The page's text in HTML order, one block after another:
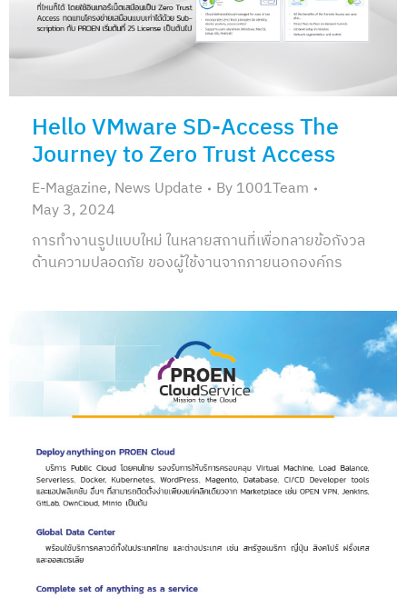
Hello VMware SD-Access The
Journey to Zero Trust Access
E-Magazine, News Update By1001Team
May 3, 2024
การทำงานรูปแบบใหม่ ในหลายสถานที่เพื่อทลายข้อกังวล
ด้านความปลอดภัย ของผู้ใช้งานจากภายนอกองค์กร